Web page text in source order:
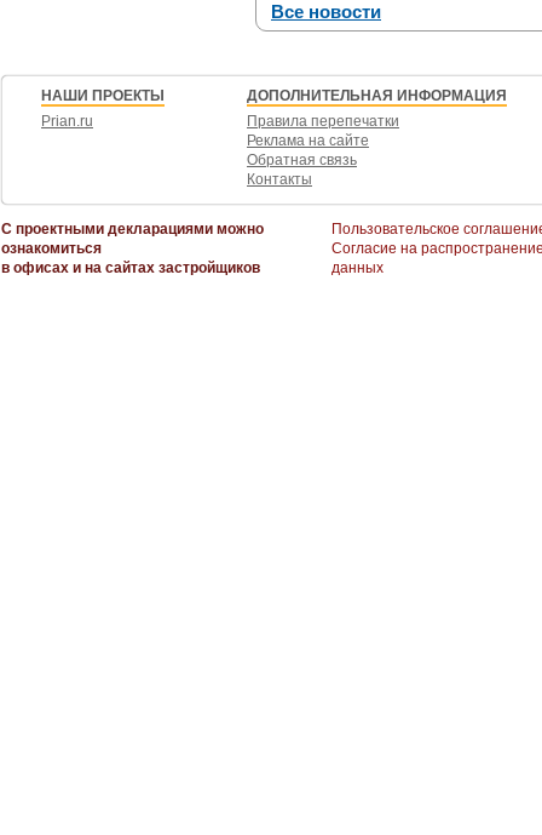
Все новости
НАШИ ПРОЕКТЫ
Prian.ru
ДОПОЛНИТЕЛЬНАЯ ИНФОРМАЦИЯ
Правила перепечатки
Реклама на сайте
Обратная связь
Контакты
С проектными декларациями можно
ознакомиться
в офисах и на сайтах застройщиков
Пользовательское
Согласие на
данных